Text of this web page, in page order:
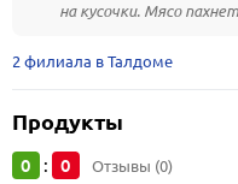
на кусочки. Мясо
2 филиала в Талдоме
Продукты
0 : 0 Отзывы (0)